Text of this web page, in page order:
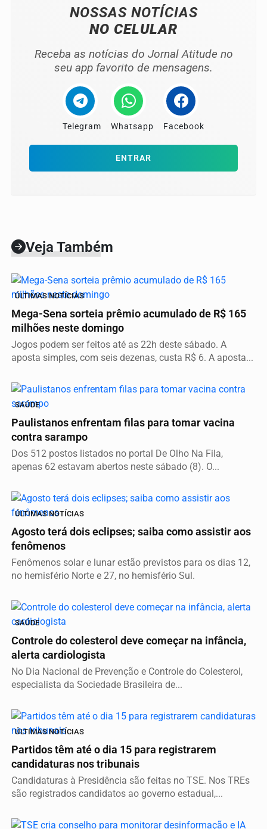
NOSSAS NOTÍCIAS
NO CELULAR
Receba as notícias do Jornal Atitude no
seu app favorito de mensagens.
Telegram Whatsapp Facebook
ENTRAR
Veja Também
ÚLTIMAS NOTÍCIAS
Mega-Sena sorteia prêmio acumulado de R$ 165
milhões neste domingo
Jogos podem ser feitos até as 22h deste sábado. A
aposta simples, com seis dezenas, custa R$ 6. A aposta...
SAÚDE
Paulistanos enfrentam filas para tomar vacina
contra sarampo
Dos 512 postos listados no portal De Olho Na Fila,
apenas 62 estavam abertos neste sábado (8). O...
ÚLTIMAS NOTÍCIAS
Agosto terá dois eclipses; saiba como assistir aos
fenômenos
Fenômenos solar e lunar estão previstos para os dias 12,
no hemisfério Norte e 27, no hemisfério Sul.
SAÚDE
Controle do colesterol deve começar na infância,
alerta cardiologista
No Dia Nacional de Prevenção e Controle do Colesterol,
especialista da Sociedade Brasileira de...
ÚLTIMAS NOTÍCIAS
Partidos têm até o dia 15 para registrarem
candidaturas nos tribunais
Candidaturas à Presidência são feitas no TSE. Nos TREs
são registrados candidatos ao governo estadual,...